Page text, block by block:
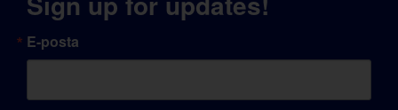
E-posta